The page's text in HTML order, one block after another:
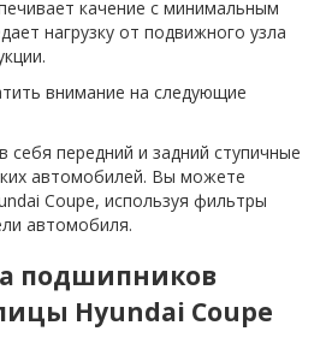
качение с минимальным
нагрузку от подвижного узла
внимание на следующие
себя передний и задний ступичные
автомобилей. Вы можете
Coupe, используя фильтры
автомобиля.
подшипников
Hyundai Coupe